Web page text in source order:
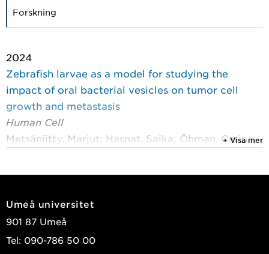
Forskning
2024
Zebrafish larvae as a model for studying the
impact of oral bacterial vesicles on tumor cell
growth and metastasis
Human Cell
Metsäniitty, Marjut; Hasnat, Saika; Öhman, Carina;
antitumorigenic effects in oral cancer: a
comparative in vitro study
+ Visa mer
Umeå universitet
901 87 Umeå
Tel: 090-786 50 00